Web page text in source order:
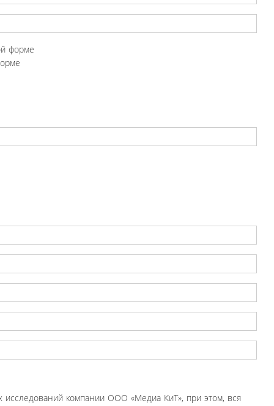
форме
компании ООО «Медиа КиТ», при этом, вся